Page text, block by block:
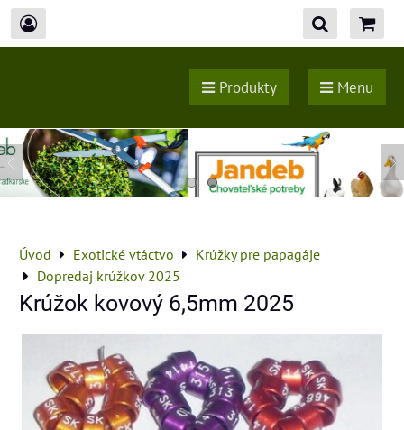
Produkty Menu
Úvod Exotické vtáctvo
Krúžky pre papagáje
Dopredaj krúžkov 2025
Krúžok kovový 6,5mm 2025